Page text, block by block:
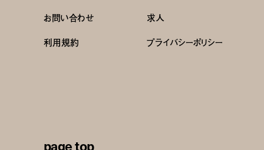
お問い合わせ
求人
利用規約 プライバシーポリシー
page top